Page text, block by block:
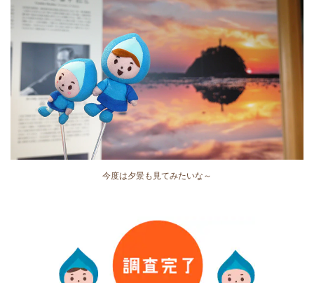
今度は夕景も見てみたいな～